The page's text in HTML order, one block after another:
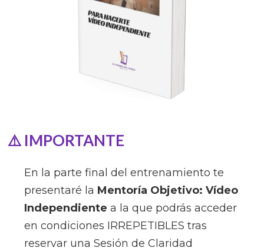
⚠️ IMPORTANTE
En la parte final del entrenamiento te
presentaré la Mentoría Objetivo: Vídeo
Independiente a la que podrás acceder
en condiciones IRREPETIBLES tras
reservar una Sesión de Claridad